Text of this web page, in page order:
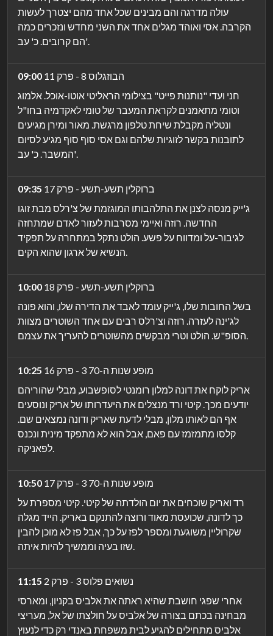
עולה מדרגה והם מבינים שכל אחד מהם יצטרך לעשות
הקרבה. אסי ואוהד מגלים אחד את השני מחדש ונזכרים כמה
הם קרובים. כ' עב'.
09:00
הבוזגלוס 8 - פרק 11
חני ועדי "נותנות פייט" בצילומי הראליטי אוטו-אוכל. אלמוג
וטומי מתאמנים לקראת המעבר של טומי לאקדמיה בחו"ל
ונטליה מקבלת שיחת טלפון מרגשת. מאור ומירן מגיעים
לתובנות בקשר לזוגיות שלהם וגם אסי סוף סוף מגיע לסיום
המשבר. כ' עב'.
09:35
ברוקלין תשע-תשע - פרק 17
ג'ייק מנסה לצנן את התלהבותו המוגזמת של צ'רלס מבת זוגו
החדשה. רוזה ואיימי מסרבות לעזור לאדם שמתחזה
לגיבור-על ומדווח על פשע. הולט נתקל במתחרה על תפקיד
הנשיא של ארגון שהוא הקים.
10:00
ברוקלין תשע-תשע - פרק 18
בשל החובות שלו, ג'ייק עומד לאבד את הדירה שלו, והוא פונה
לג'ינה לעזרה. רוזה וצ'רלס רבים עם אחד השוטרים מצוות
הסופ"ש. הולט וטרי מבקשים מהשוטרים להעריך את עצמם.
10:25
מופע שנות ה-70 3 - פרק 16
אריק לוקח את דונה למלון רומנטי לסופשבוע, מבלי שהוריהם
יודעים מכך. קיטי ורד מנצלים את היעדרותו של אריק ונוסעים
אף הם לאותו מלון, מבלי לדעת שאריק ודונה נמצאים שם.
קלסו מתמזמז עם פאם, אבל הוא לא מתפקד מינית ונכנס
לפאניקה.
10:50
מופע שנות ה-70 3 - פרק 17
רד ואריק שוכחים את יום הולדתה של קיטי. קיטי מספרת על
כך לדונה, שכועסת מאוד ורוצה להתנקם באריק. הייד מגלה
שקרוליין משוגעת ומספר לפז על כך, אבל פז לא מוכן להבין
שזו בעיה וממשיך להיות איתה.
11:15
נשואים פלוס 3 - פרק 2
אחרי שפגי חושבת שהיא ראתה את אלביס בקניון, ומארסי
מבחינה בכתם בצורה של אלביס על חולצתו של אל, מעריצי
אלביס מתחילים להגיע לבית משפחת באנדי רק כדי לנעוץ